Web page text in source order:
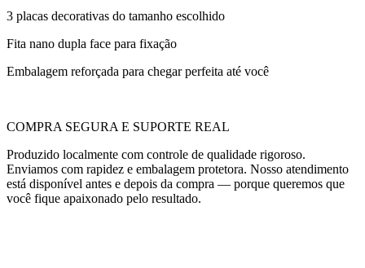
3 placas decorativas do tamanho escolhido
Fita nano dupla face para fixação
Embalagem reforçada para chegar perfeita até você
COMPRA SEGURA E SUPORTE REAL
Produzido localmente com controle de qualidade rigoroso.
Enviamos com rapidez e embalagem protetora. Nosso atendimento
está disponível antes e depois da compra — porque queremos que
você fique apaixonado pelo resultado.